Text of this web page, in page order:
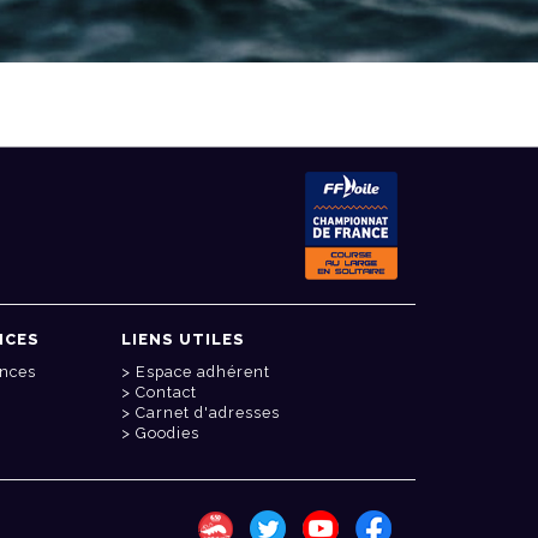
LIENS UTILES
Espace adhérent
Contact
Carnet d'adresses
Goodies